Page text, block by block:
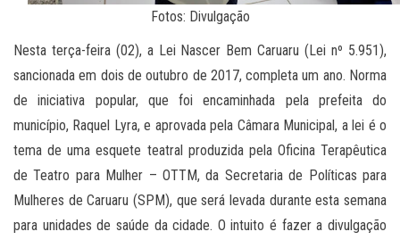
Fotos: Divulgação
Nesta terça-feira (02), a Lei Nascer Bem Caruaru (Lei nº 5.951),
sancionada em dois de outubro de 2017, completa um ano. Norma
de iniciativa popular, que foi encaminhada pela prefeita do
município, Raquel Lyra, e aprovada pela Câmara Municipal, a lei é o
tema de uma esquete teatral produzida pela Oficina Terapêutica
de Teatro para Mulher – OTTM, da Secretaria de Políticas para
Mulheres de Caruaru (SPM), que será levada durante esta semana
para unidades de saúde da cidade. O intuito é fazer a divulgação